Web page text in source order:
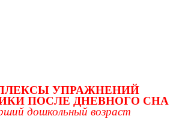
УПРАЖНЕНИЙ
ПОСЛЕ ДНЕВНОГО СНА
дошкольный возраст